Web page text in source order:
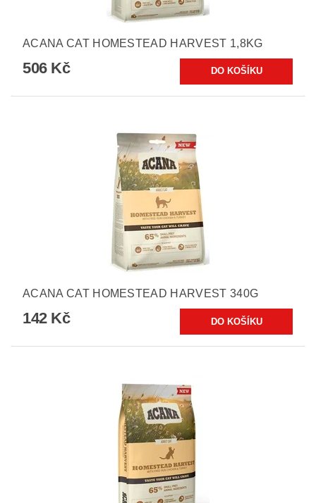
ACANA CAT HOMESTEAD HARVEST 1,8KG
506 Kč
ACANA CAT HOMESTEAD HARVEST 340G
142 Kč